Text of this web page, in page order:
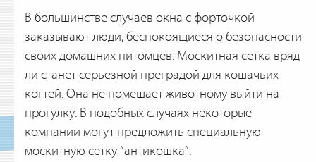
В большинстве случаев окна с форточкой
заказывают люди, беспокоящиеся о безопасности
своих домашних питомцев. Москитная сетка вряд
ли станет серьезной преградой для кошачьих
когтей. Она не помешает животному выйти на
прогулку. В подобных случаях некоторые
компании могут предложить специальную
москитную сетку “антикошка”.